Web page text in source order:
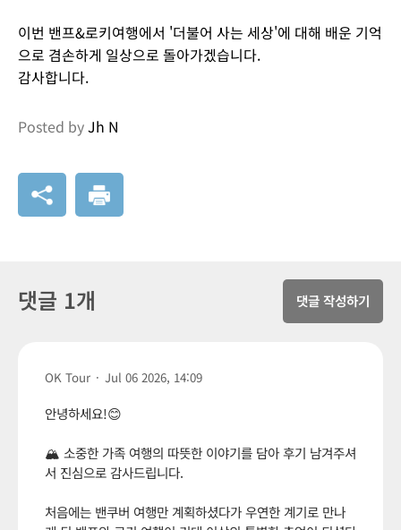
이번 밴프&로키여행에서 '더불어 사는 세상'에 대해 배운 기억
으로 겸손하게 일상으로 돌아가겠습니다.
감사합니다.
Posted byJh N
댓글 1개 댓글 작성하기
OK Tour · Jul 06 2026, 14:09
안녕하세요!😊
🏔️ 소중한 가족 여행의 따뜻한 이야기를 담아 후기 남겨주셔
서 진심으로 감사드립니다.
처음에는 밴쿠버 여행만 계획하셨다가 우연한 계기로 만나